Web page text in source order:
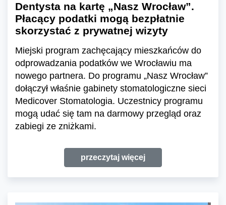
Dentysta na kartę „Nasz Wrocław”.
Płacący podatki mogą bezpłatnie
skorzystać z prywatnej wizyty
Miejski program zachęcający mieszkańców do
odprowadzania podatków we Wrocławiu ma
nowego partnera. Do programu „Nasz Wrocław”
dołączył właśnie gabinety stomatologiczne sieci
Medicover Stomatologia. Uczestnicy programu
mogą udać się tam na darmowy przegląd oraz
zabiegi ze zniżkami.
przeczytaj więcej